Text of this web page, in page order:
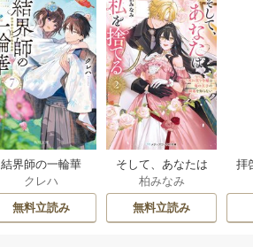
結界師の一輪華
クレハ
無料立読み
そして、あなたは
私を捨てる
柏みなみ
無料立読み
拝